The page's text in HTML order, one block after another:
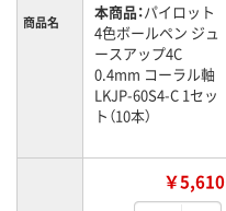
商品名 本商品：パイロット
4色ボールペン ジュ
ースアップ4C
0.4mm コーラル軸
LKJP-60S4-C 1セッ
ト（10本）
￥5,610